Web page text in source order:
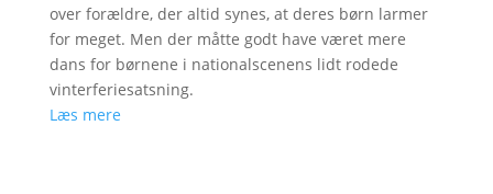
over forældre, der altid synes, at deres børn larmer
for meget. Men der måtte godt have været mere
dans for børnene i nationalscenens lidt rodede
vinterferiesatsning.
Læs mere